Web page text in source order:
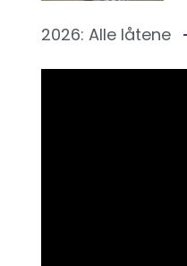
2026: Alle låtene